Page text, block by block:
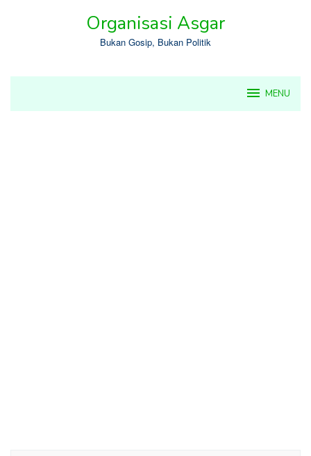
Organisasi Asgar
Bukan Gosip, Bukan Politik
MENU